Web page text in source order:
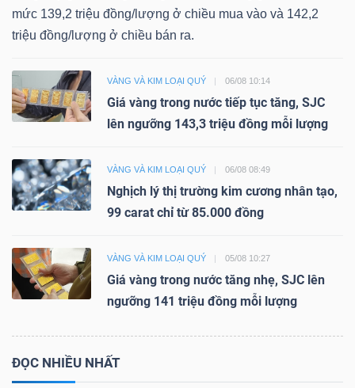
mức 139,2 triệu đồng/lượng ở chiều mua vào và 142,2
triệu đồng/lượng ở chiều bán ra.
VÀNG VÀ KIM LOẠI QUÝ 06/08 10:14
Giá vàng trong nước tiếp tục tăng, SJC
lên ngưỡng 143,3 triệu đồng mỗi lượng
VÀNG VÀ KIM LOẠI QUÝ 06/08 08:49
Nghịch lý thị trường kim cương nhân tạo,
99 carat chỉ từ 85.000 đồng
VÀNG VÀ KIM LOẠI QUÝ 05/08 10:27
Giá vàng trong nước tăng nhẹ, SJC lên
ngưỡng 141 triệu đồng mỗi lượng
ĐỌC NHIỀU NHẤT